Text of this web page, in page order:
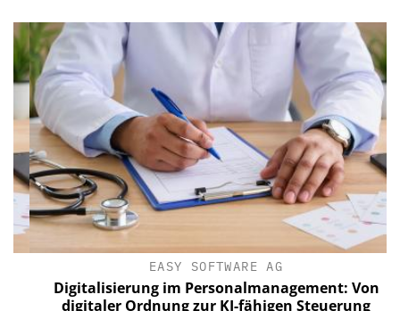
EASY SOFTWARE AG
Digitalisierung im Personalmanagement: Von
digitaler Ordnung zur KI-fähigen Steuerung